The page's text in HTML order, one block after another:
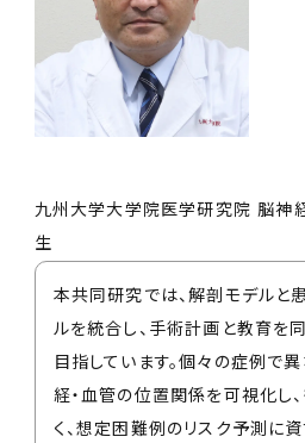
九州大学大学院医学研究院 脳神
生
本共同研究では、解剖モデルと
ルを統合し、手術計画と教育を
目指しています。個々の症例で
経・血管の位置関係を可視化し
く、想定困難例のリスク予測に